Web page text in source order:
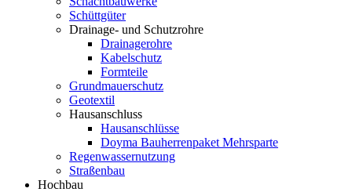
Schüttgüter
Drainage- und Schutzrohre
Drainagerohre
Kabelschutz
Formteile
Grundmauerschutz
Geotextil
Hausanschluss
Hausanschlüsse
Doyma Bauherrenpaket Mehrsparte
Regenwassernutzung
Straßenbau
Hochbau